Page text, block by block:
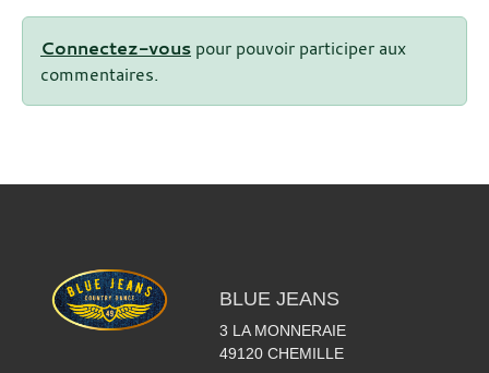
Connectez-vous pour pouvoir participer aux
commentaires.
BLUE JEANS
3 LA MONNERAIE
49120 CHEMILLE